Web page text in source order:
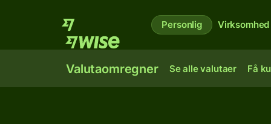
Personlig Virksomhed
Valutaomregner Se alle valutaer Få